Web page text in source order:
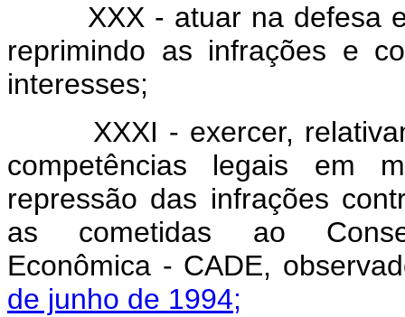
XXX - atuar na defesa e
reprimindo as infrações e
interesses;
XXXI - exercer,
competências legais em
repressão das infrações
as cometidas ao
Econômica - CADE,
de junho de 1994;